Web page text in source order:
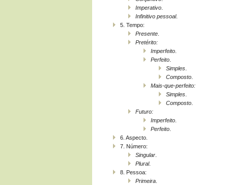
Imperativo
Infinitivo pessoal.
5. Tempo:
Presente
Pretérito:
Imperfeito
Perfeito
Simples
Composto
Mais-que-perfeito:
Simples
Composto
Futuro:
Imperfeito
Perfeito
6. Aspecto.
7. Número:
Singular
Plural.
8. Pessoa:
Primeira